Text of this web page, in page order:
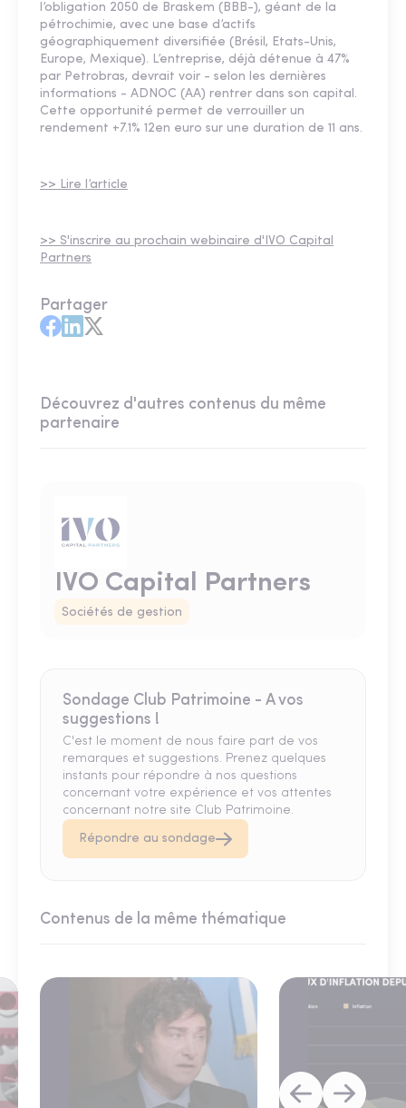
l’obligation 2050 de Braskem (BBB-), géant de la
pétrochimie, avec une base d’actifs
géographiquement diversifiée (Brésil, Etats-Unis,
Europe, Mexique). L’entreprise, déjà détenue à 47%
par Petrobras, devrait voir - selon les dernières
informations - ADNOC (AA) rentrer dans son capital.
Cette opportunité permet de verrouiller un
rendement +7.1% 12en euro sur une duration de 11 ans.
>> Lire l’article
>> S'inscrire au prochain webinaire d'IVO Capital
Partners
Partager
Découvrez d'autres contenus du même
partenaire
IVO Capital Partners
Sociétés de gestion
Sondage Club Patrimoine - A vos
suggestions !
C'est le moment de nous faire part de vos
remarques et suggestions. Prenez quelques
instants pour répondre à nos questions
concernant votre expérience et vos attentes
concernant notre site Club Patrimoine.
Répondre au sondage
Contenus de la même thématique